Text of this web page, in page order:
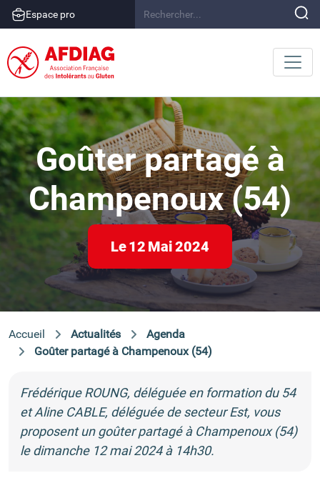
Espace pro
Goûter partagé à
Champenoux (54)
Le12 Mai2024
Accueil Actualités
Agenda
Goûter partagé à Champenoux (54)
Frédérique ROUNG, déléguée en formation du 54
et Aline CABLE, déléguée de secteur Est, vous
proposent un goûter partagé à Champenoux (54)
le dimanche 12 mai 2024 à 14h30.